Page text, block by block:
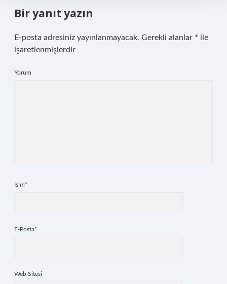
Bir yanıt yazın
E-posta adresiniz yayınlanmayacak. Gerekli alanlar * ile
işaretlenmişlerdir
Yorum
İsim*
E-Posta*
Web Sitesi